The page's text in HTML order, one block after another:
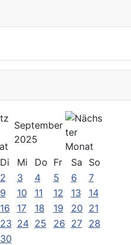
September
2025
Di Mi Do Fr Sa
So
2 3 4 5 6
7
9 10 11 12 13
14
16 17 18 19 20 21
23 24 25 26 27
28
30